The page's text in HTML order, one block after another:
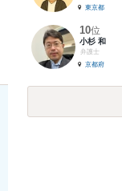
東京都
10位
小杉 和
弁護士
京都府